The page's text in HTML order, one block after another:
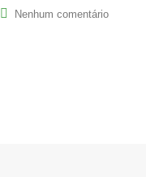
Nenhum comentário